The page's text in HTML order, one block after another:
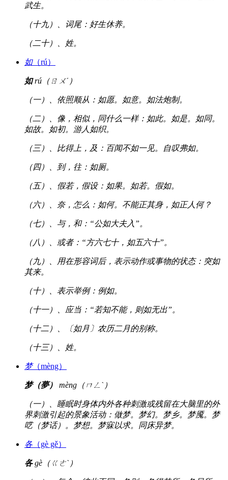
武生。
（十九）、词尾：好生休养。
（二十）、姓。
如（rú）
如rú（ㄖㄨˊ）
（一）、依照顺从：如愿。如意。如法炮制。
（二）、像，相似，同什么一样：如此。如是。如同。
如故。如初。游人如织。
（三）、比得上，及：百闻不如一见。自叹弗如。
（四）、到，往：如厕。
（五）、假若，假设：如果。如若。假如。
（六）、奈，怎么：如何。不能正其身，如正人何？
（七）、与，和：“公如大夫入”。
（八）、或者：“方六七十，如五六十”。
（九）、用在形容词后，表示动作或事物的状态：突如
其来。
（十）、表示举例：例如。
（十一）、应当：“若知不能，则如无出”。
（十二）、〔如月〕农历二月的别称。
（十三）、姓。
梦（mèng）
梦（夢） mèng（ㄇㄥˋ）
（一）、睡眠时身体内外各种刺激或残留在大脑里的外
界刺激引起的景象活动：做梦。梦幻。梦乡。梦魇。梦
呓（梦话）。梦想。梦寐以求。同床异梦。
各 （gè gě）
各gè（ㄍㄜˋ）